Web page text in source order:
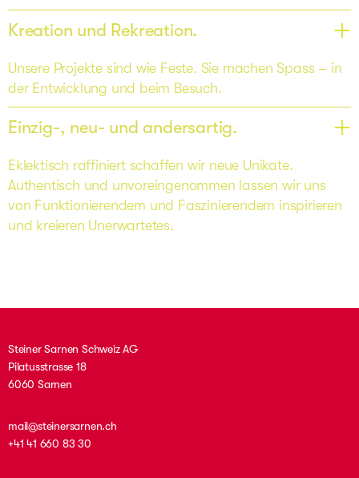
Kreation und Rekreation.
Unsere Projekte sind wie Feste. Sie machen Spass – in
der Entwicklung und beim Besuch.
Einzig-, neu- und andersartig.
Eklektisch raffiniert schaffen wir neue Unikate.
Authentisch und unvoreingenommen lassen wir uns
von Funktionierendem und Faszinierendem inspirieren
und kreieren Unerwartetes.
Steiner Sarnen Schweiz AG
Pilatusstrasse 18
6060 Sarnen
mail@steinersarnen.ch
+41 41 660 83 30